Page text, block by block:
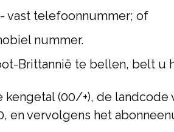
vast telefoonnummer; of
nummer.
Brittannië te bellen, belt u
kengetal (00/+), de landcode
en vervolgens het